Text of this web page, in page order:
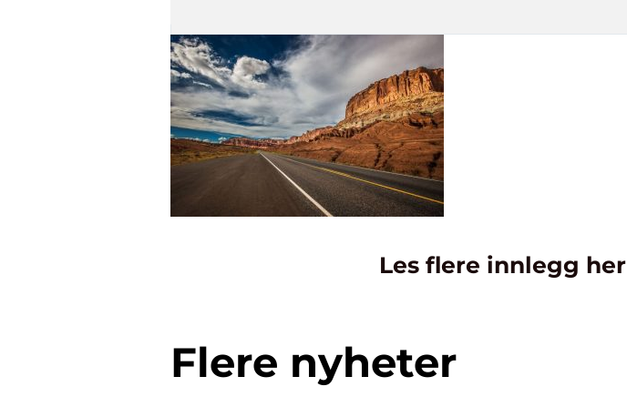
Les flere innlegg her
Flere nyheter